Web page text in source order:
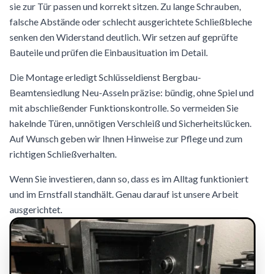
sie zur Tür passen und korrekt sitzen. Zu lange Schrauben,
falsche Abstände oder schlecht ausgerichtete Schließbleche
senken den Widerstand deutlich. Wir setzen auf geprüfte
Bauteile und prüfen die Einbausituation im Detail.
Die Montage erledigt Schlüsseldienst Bergbau-
Beamtensiedlung Neu-Asseln präzise: bündig, ohne Spiel und
mit abschließender Funktionskontrolle. So vermeiden Sie
hakelnde Türen, unnötigen Verschleiß und Sicherheitslücken.
Auf Wunsch geben wir Ihnen Hinweise zur Pflege und zum
richtigen Schließverhalten.
Wenn Sie investieren, dann so, dass es im Alltag funktioniert
und im Ernstfall standhält. Genau darauf ist unsere Arbeit
ausgerichtet.